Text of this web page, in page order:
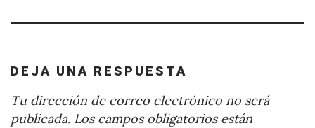
DEJA UNA RESPUESTA
Tu dirección de correo electrónico no será
publicada. Los campos obligatorios están